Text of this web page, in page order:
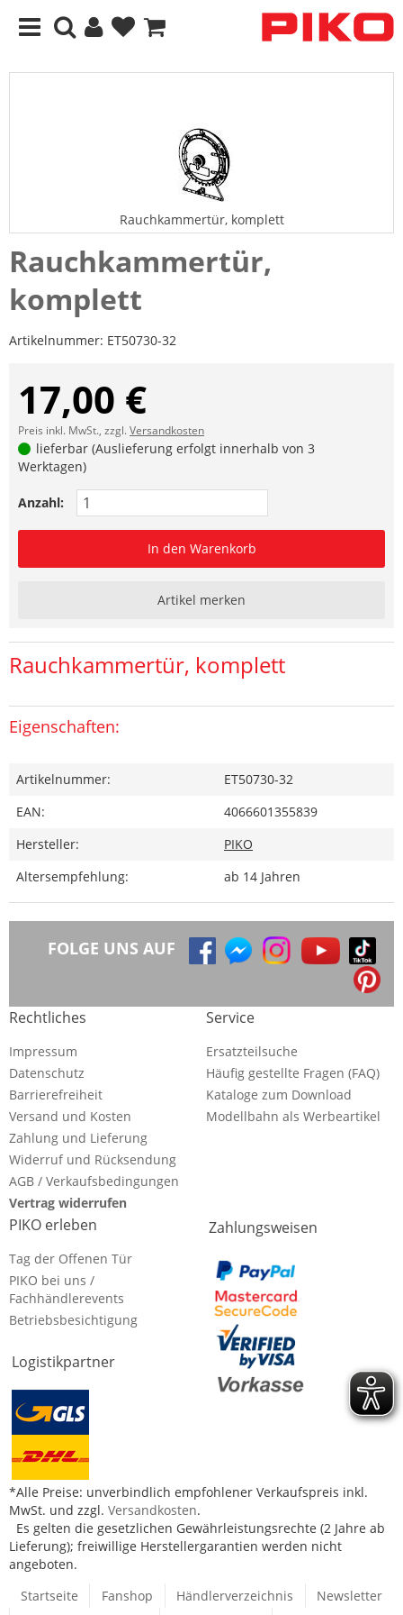
Rauchkammertür, komplett
Rauchkammertür,
komplett
Artikelnummer: ET50730-32
17,00 €
Preis inkl. MwSt., zzgl.Versandkosten
lieferbar (Auslieferung erfolgt innerhalb von 3
Werktagen)
Anzahl:
In den Warenkorb
Artikel merken
Rauchkammertür, komplett
Eigenschaften:
Artikelnummer:
ET50730-32
EAN:
4066601355839
Hersteller:
PIKO
Altersempfehlung:
ab 14 Jahren
FOLGE UNS AUF
Rechtliches
Impressum
Datenschutz
Barrierefreiheit
Versand und Kosten
Zahlung und Lieferung
Widerruf und Rücksendung
AGB / Verkaufsbedingungen
Vertrag widerrufen
Service
Ersatzteilsuche
Häufig gestellte Fragen (FAQ)
Kataloge zum Download
Modellbahn als Werbeartikel
PIKO erleben
Tag der Offenen Tür
PIKO bei uns /
Fachhändlerevents
Betriebsbesichtigung
Logistikpartner
Zahlungsweisen
*Alle Preise: unverbindlich empfohlener Verkaufspreis inkl.
MwSt. und zzgl. Versandkosten.
Es gelten die gesetzlichen Gewährleistungsrechte (2 Jahre ab
Lieferung); freiwillige Herstellergarantien werden nicht
angeboten.
Startseite
Fanshop Händlerverzeichnis
Newsletter